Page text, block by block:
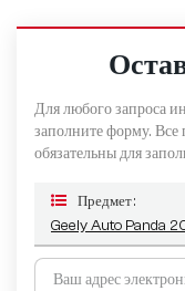
Для любого запроса
заполните форму. Все
обязательны для
Предмет :
Geely Auto Panda